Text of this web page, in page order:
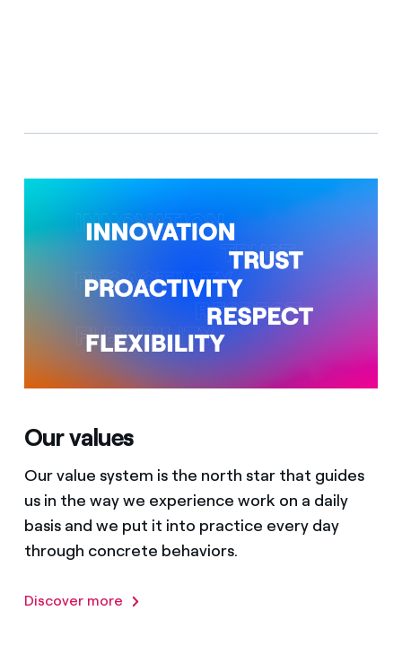
Our values
Our value system is the north star that guides
us in the way we experience work on a daily
basis and we put it into practice every day
through concrete behaviors.
Discover more